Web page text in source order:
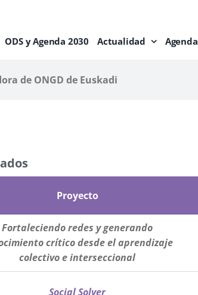
ODS y Agenda 2030 Actualidad Agenda
de ONGD de Euskadi
Proyecto
Fortaleciendo redes y generando
críticodesde el aprendizaje
colectivo e interseccional
Social Solver